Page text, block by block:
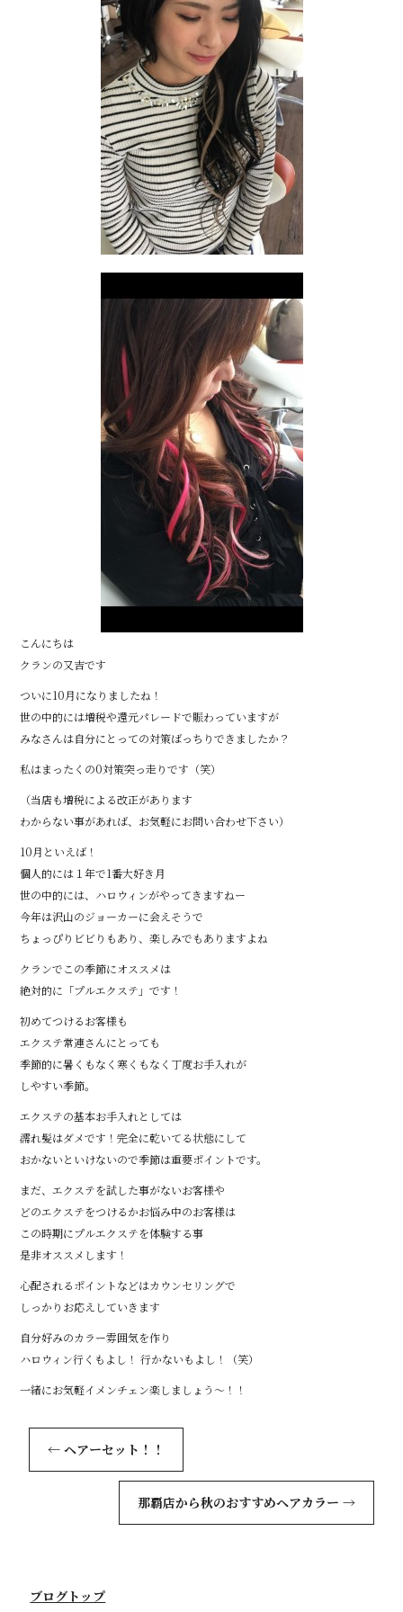
こんにちは
クランの又吉です
ついに10月になりましたね！
世の中的には増税や還元パレードで賑わっていますが
みなさんは自分にとっての対策ばっちりできましたか？
私はまったくの0対策突っ走りです（笑）
（当店も増税による改正があります
わからない事があれば、お気軽にお問い合わせ下さい）
10月といえば！
個人的には１年で1番大好き月
世の中的には、ハロウィンがやってきますねー
今年は沢山のジョーカーに会えそうで
ちょっぴりビビりもあり、楽しみでもありますよね
クランでこの季節にオススメは
絶対的に「プルエクステ」です！
初めてつけるお客様も
エクステ常連さんにとっても
季節的に暑くもなく寒くもなく丁度お手入れが
しやすい季節。
エクステの基本お手入れとしては
濡れ髪はダメです！完全に乾いてる状態にして
おかないといけないので季節は重要ポイントです。
まだ、エクステを試した事がないお客様や
どのエクステをつけるかお悩み中のお客様は
この時期にプルエクステを体験する事
是非オススメします！
心配されるポイントなどはカウンセリングで
しっかりお応えしていきます
自分好みのカラー雰囲気を作り
ハロウィン行くもよし！ 行かないもよし！（笑）
一緒にお気軽イメンチェン楽しましょう〜！！
← ヘアーセット！！
那覇店から秋のおすすめヘアカラー →
ブログトップ